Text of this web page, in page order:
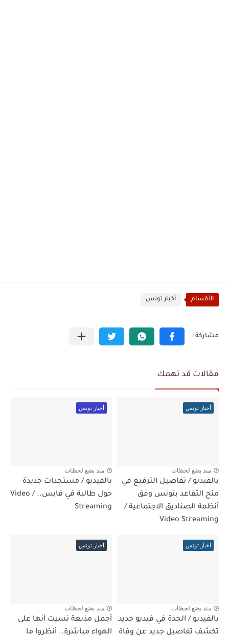
الأقسام أخبار تونس
مقالات قد تهمك
أخبار تونس
منذ بضع لحظات
بالفيديو / تفاصيل الترفيع في
منح التقاعد بتونس وفق
أنظمة الصناديق الاجتماعية /
Video Streaming
أخبار تونس
منذ بضع لحظات
بالفيديو / مستجدات جديدة
حول طالبة في قابس.. / Video
Streaming
أخبار تونس
منذ بضع لحظات
بالفيديو / الجدة في فيديو جديد
تكشف تفاصيل جديد عن وفاة
أخبار تونس
منذ بضع لحظات
أجمل مذيعة نسيت أنها على
الهواء مباشرة.. أنظروا ما